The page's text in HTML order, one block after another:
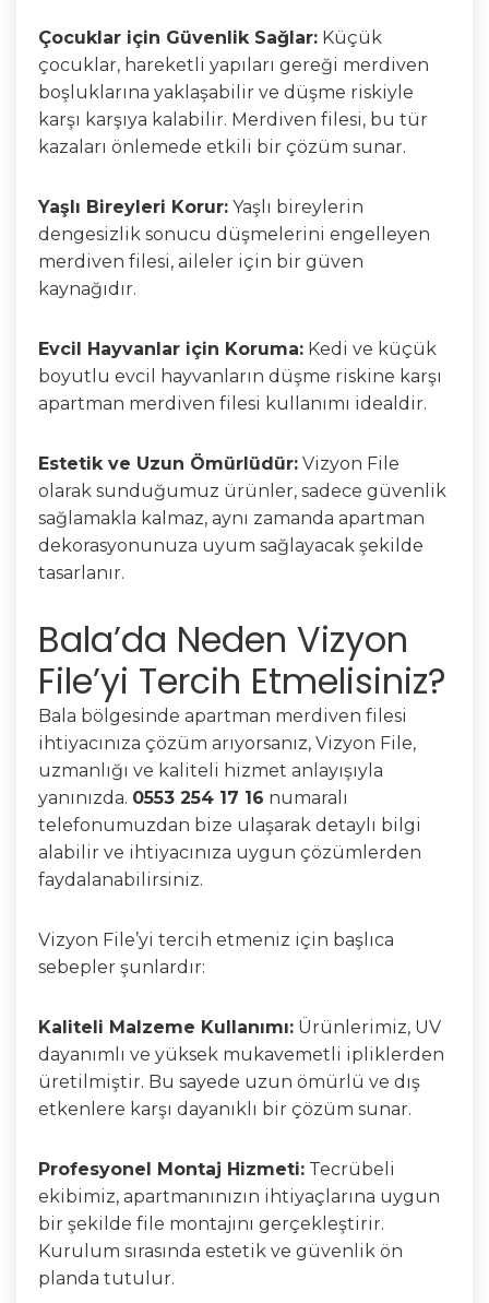
Çocuklar için Güvenlik Sağlar: Küçük
çocuklar, hareketli yapıları gereği merdiven
boşluklarına yaklaşabilir ve düşme riskiyle
karşı karşıya kalabilir. Merdiven filesi, bu tür
kazaları önlemede etkili bir çözüm sunar.
Yaşlı Bireyleri Korur: Yaşlı bireylerin
dengesizlik sonucu düşmelerini engelleyen
merdiven filesi, aileler için bir güven
kaynağıdır.
Evcil Hayvanlar için Koruma: Kedi ve küçük
boyutlu evcil hayvanların düşme riskine karşı
apartman merdiven filesi kullanımı idealdir.
Estetik ve Uzun Ömürlüdür: Vizyon File
olarak sunduğumuz ürünler, sadece güvenlik
sağlamakla kalmaz, aynı zamanda apartman
dekorasyonunuza uyum sağlayacak şekilde
tasarlanır.
Bala’da Neden Vizyon
File’yi Tercih Etmelisiniz?
Bala bölgesinde apartman merdiven filesi
ihtiyacınıza çözüm arıyorsanız, Vizyon File,
uzmanlığı ve kaliteli hizmet anlayışıyla
yanınızda. 0553 254 17 16 numaralı
telefonumuzdan bize ulaşarak detaylı bilgi
alabilir ve ihtiyacınıza uygun çözümlerden
faydalanabilirsiniz.
Vizyon File’yi tercih etmeniz için başlıca
sebepler şunlardır:
Kaliteli Malzeme Kullanımı: Ürünlerimiz, UV
dayanımlı ve yüksek mukavemetli ipliklerden
üretilmiştir. Bu sayede uzun ömürlü ve dış
etkenlere karşı dayanıklı bir çözüm sunar.
Profesyonel Montaj Hizmeti: Tecrübeli
ekibimiz, apartmanınızın ihtiyaçlarına uygun
bir şekilde file montajını gerçekleştirir.
Kurulum sırasında estetik ve güvenlik ön
planda tutulur.